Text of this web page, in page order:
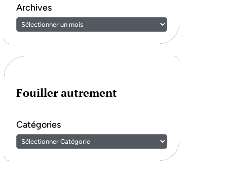
Archives
Fouiller autrement
Catégories